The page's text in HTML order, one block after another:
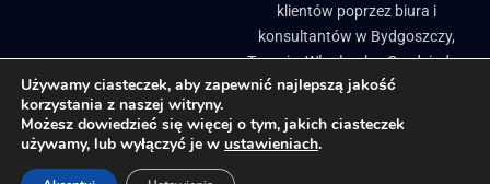
klientów poprzez biura i
konsultantów w Bydgoszczy,
Toruniu, Włocławku, Grudziądzu
i Brodnicy. ​
Biuletyn Informacji Publicznej
Pożyczki, granty i dotacje dla firm
Regionalne inkubatory przedsiębiorczości
Używamy ciasteczek, aby zapewnić najlepszą jakość
korzystania z naszej witryny.
Możesz dowiedzieć się więcej o tym, jakich ciasteczek
używamy, lub wyłączyć je w ustawieniach.